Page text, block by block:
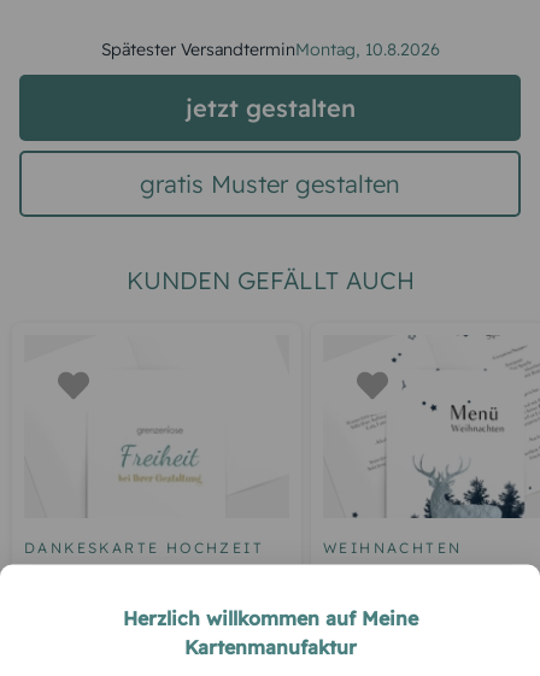
Spätester VersandterminMontag, 10.8.2026
jetzt gestalten
gratis Muster gestalten
KUNDEN GEFÄLLT AUCH
DANKESKARTE HOCHZEIT WEIHNACHTEN
Hirsch
Herzlich willkommen auf Meine
Kartenmanufaktur